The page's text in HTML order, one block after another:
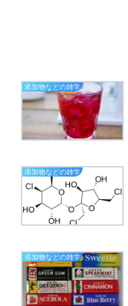
添加物などの雑学
添加物などの雑学
添加物などの雑学